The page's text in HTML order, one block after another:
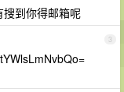
到你得邮箱呢
3